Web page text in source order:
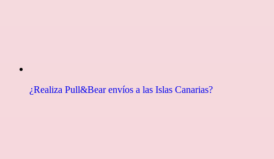
¿Realiza Pull&Bear envíos a las Islas Canarias?